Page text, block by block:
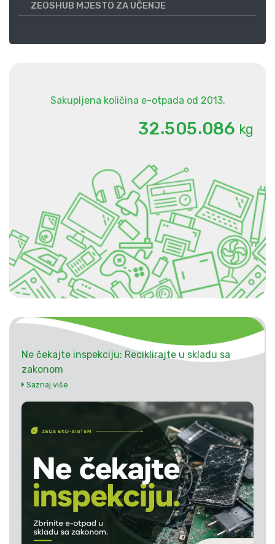
ZEOSHUB MJESTO ZA UČENJE
Sakupljena količina e-otpada od 2013.
32.505.086 kg
Ne čekajte inspekciju: Reciklirajte u skladu sa
zakonom
Saznaj više